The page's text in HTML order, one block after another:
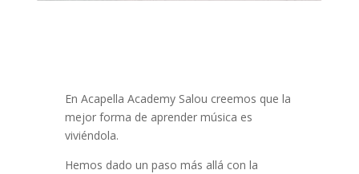
En Acapella Academy Salou creemos que la
mejor forma de aprender música es
viviéndola.
Hemos dado un paso más allá con la